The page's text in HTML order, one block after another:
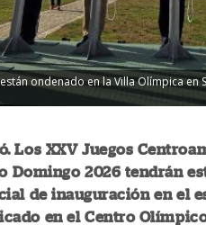
ondenado en la Villa Olímpica en
Los XXV Juegos
Domingo 2026 tendrán
de inauguración en el
en el Centro